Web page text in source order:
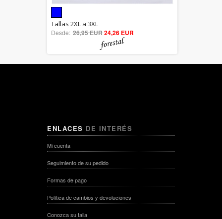
5.00
out of 5
Tallas 2XL a 3XL
Desde: 26,95 EUR24,26 EUR
ENLACES DE INTERÉS
Mi cuenta
Seguimiento de su pedido
Formas de pago
Política de cambios y devoluciones
Conozca su talla